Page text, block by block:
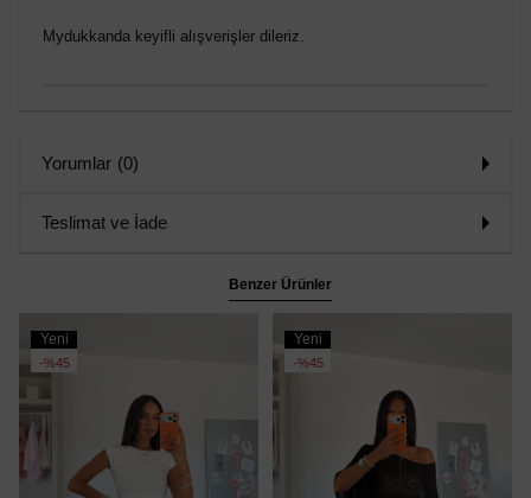
Mydukkanda keyifli alışverişler dileriz.
Yorumlar (0)
Teslimat ve İade
Benzer Ürünler
Yeni
Ürün
%45
Yeni
Ürün
%45